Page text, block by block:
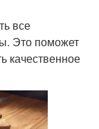
все
Это поможет
качественное